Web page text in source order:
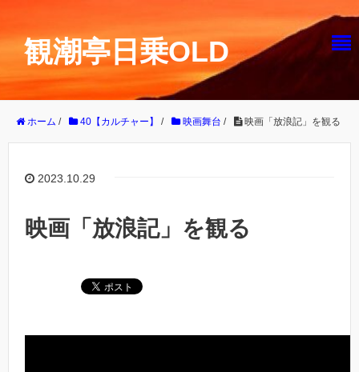
観潮亭日乗OLD
ホーム / 40【カルチャー】 / 映画舞台 / 映画「放浪記」を観る
2023.10.29
映画「放浪記」を観る